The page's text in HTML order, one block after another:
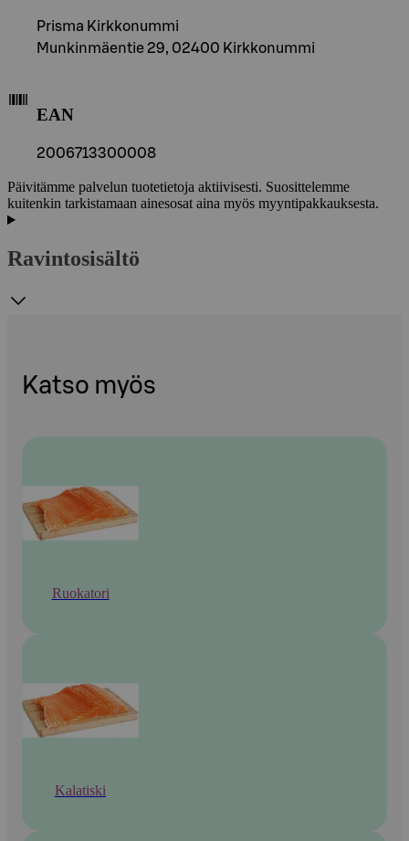
Prisma Kirkkonummi
Munkinmäentie 29, 02400 Kirkkonummi
EAN
2006713300008
Päivitämme palvelun tuotetietoja aktiivisesti. Suosittelemme
kuitenkin tarkistamaan ainesosat aina myös myyntipakkauksesta.
Ravintosisältö
Katso myös
Ruokatori
Kalatiski